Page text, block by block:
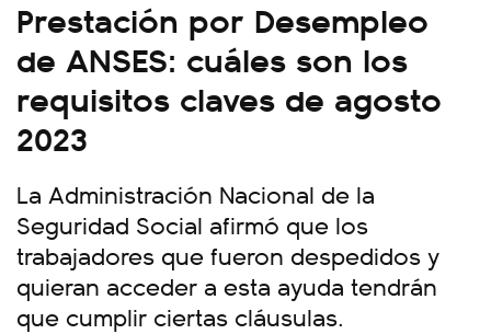
Prestación por Desempleo
de ANSES: cuáles son los
requisitos claves de agosto
2023
La Administración Nacional de la
Seguridad Social afirmó que los
trabajadores que fueron despedidos y
quieran acceder a esta ayuda tendrán
que cumplir ciertas cláusulas.